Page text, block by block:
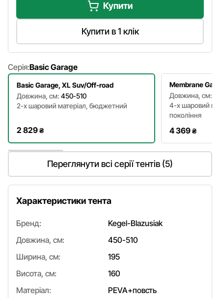
Купити
Купити в 1 клік
Серія:Basic Garage
Basic Garage, XL Suv/Off-road
Довжина, см: 450-510
2-х шаровий матеріал, бюджетний
2 829₴
Membrane
Довжина, см:
4-х шаровий
покоління
4 369₴
Переглянути всі серії тентів (5)
Характеристики тента
Бренд:
Kegel-Blazusiak
Довжина, см:
450-510
Ширина, см:
195
Висота, см:
160
Матеріал:
PEVA+повсть